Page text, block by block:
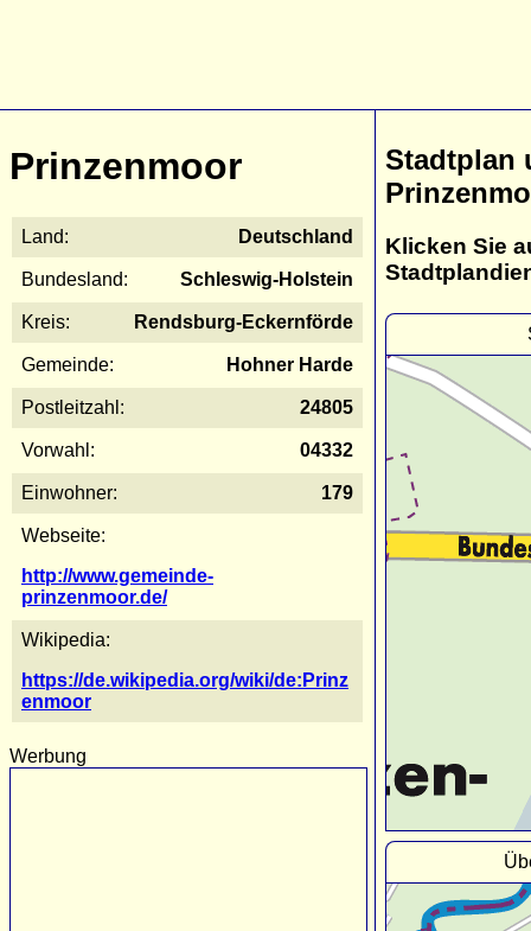
Prinzenmoor
Land: Deutschland
Bundesland: Schleswig-Holstein
Kreis: Rendsburg-Eckernförde
Gemeinde: Hohner Harde
Postleitzahl: 24805
Vorwahl: 04332
Einwohner: 179
Webseite:
http://www.gemeinde-
prinzenmoor.de/
Wikipedia:
https://de.wikipedia.org/wiki/de:Prinz
enmoor
Werbung
Stadtplan
Klicken Sie